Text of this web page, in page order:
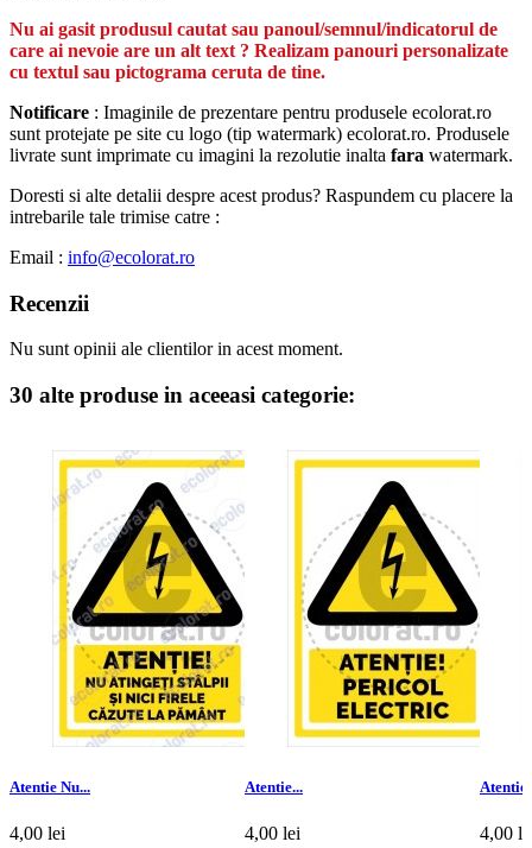
Nu ai gasit produsul cautat sau panoul/semnul/indicatorul de
care ai nevoie are un alt text ? Realizam panouri personalizate
cu textul sau pictograma ceruta de tine.
Notificare : Imaginile de prezentare pentru produsele ecolorat.ro
sunt protejate pe site cu logo (tip watermark) ecolorat.ro. Produsele
livrate sunt imprimate cu imagini la rezolutie inalta fara watermark.
Doresti si alte detalii despre acest produs? Raspundem cu placere la
intrebarile tale trimise catre :
Email : info@ecolorat.ro
Recenzii
Nu sunt opinii ale clientilor in acest moment.
30 alte produse in aceeasi categorie:
Atentie Nu...
4,00 lei
Atentie...
4,00 lei
4,00